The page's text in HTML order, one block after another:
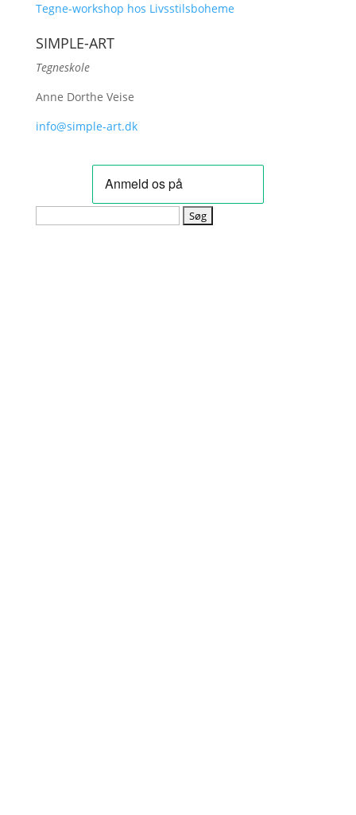
Tegne-workshop hos Livsstilsboheme
SIMPLE-ART
Tegneskole
Anne Dorthe Veise
info@simple-art.dk